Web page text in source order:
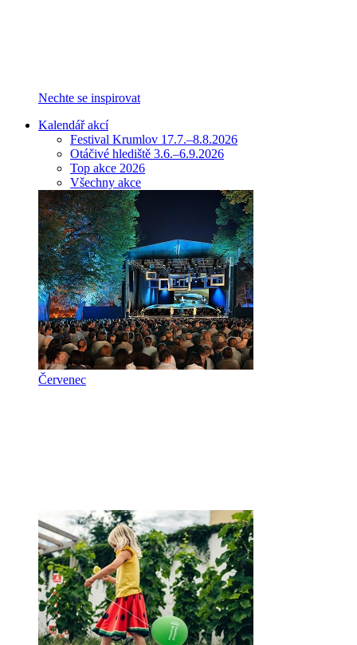
Nechte se inspirovat
Kalendář akcí
Festival Krumlov 17.7.–8.8.2026
Otáčivé hlediště 3.6.–6.9.2026
Top akce 2026
Všechny akce
Červenec